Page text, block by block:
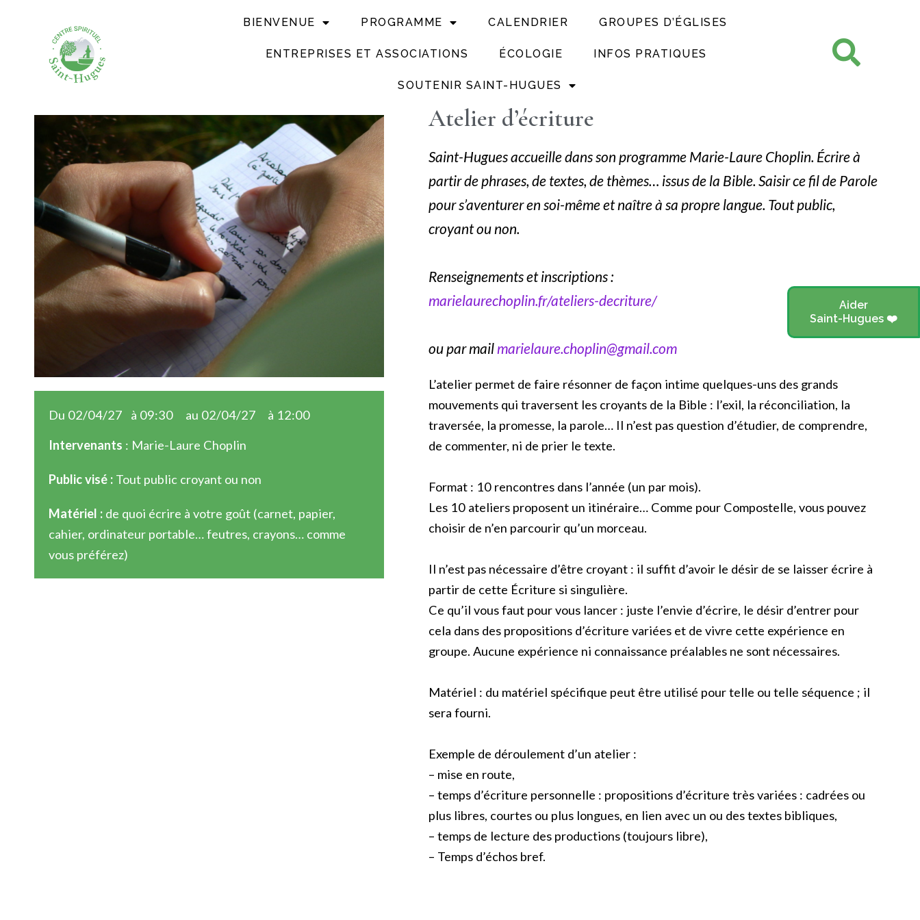
BIENVENUE PROGRAMME CALENDRIER GROUPES D’ÉGLISES
ENTREPRISES ET ASSOCIATIONS ÉCOLOGIE INFOS PRATIQUES
SOUTENIR SAINT-HUGUES
Aider
Saint-Hugues ❤️
Du 02/04/27 à 09:30 au 02/04/27 à 12:00
Intervenants : Marie-Laure Choplin
Public visé : Tout public croyant ou non
Matériel : de quoi écrire à votre goût (carnet, papier,
cahier, ordinateur portable… feutres, crayons… comme
vous préférez)
Atelier d’écriture
Saint-Hugues accueille dans son programme Marie-Laure Choplin. Écrire à
partir de phrases, de textes, de thèmes… issus de la Bible. Saisir ce fil de Parole
pour s’aventurer en soi-même et naître à sa propre langue. Tout public,
croyant ou non.
Renseignements et inscriptions :
marielaurechoplin.fr/ateliers-decriture/
ou par mail marielaure.choplin@gmail.com
L’atelier permet de faire résonner de façon intime quelques-uns des grands
mouvements qui traversent les croyants de la Bible : l’exil, la réconciliation, la
traversée, la promesse, la parole… Il n’est pas question d’étudier, de comprendre,
de commenter, ni de prier le texte.
Format : 10 rencontres dans l’année (un par mois).
Les 10 ateliers proposent un itinéraire… Comme pour Compostelle, vous pouvez
choisir de n’en parcourir qu’un morceau.
Il n’est pas nécessaire d’être croyant : il suffit d’avoir le désir de se laisser écrire à
partir de cette Écriture si singulière.
Ce qu’il vous faut pour vous lancer : juste l’envie d’écrire, le désir d’entrer pour
cela dans des propositions d’écriture variées et de vivre cette expérience en
groupe. Aucune expérience ni connaissance préalables ne sont nécessaires.
Matériel : du matériel spécifique peut être utilisé pour telle ou telle séquence ; il
sera fourni.
Exemple de déroulement d’un atelier :
– mise en route,
– temps d’écriture personnelle : propositions d’écriture très variées : cadrées ou
plus libres, courtes ou plus longues, en lien avec un ou des textes bibliques,
– temps de lecture des productions (toujours libre),
– Temps d’échos bref.